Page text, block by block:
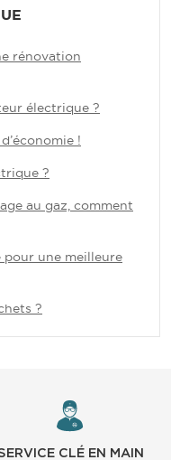
rénovation
électrique ?
!
?
au gaz, comment
une meilleure
?
CLÉ EN MAIN